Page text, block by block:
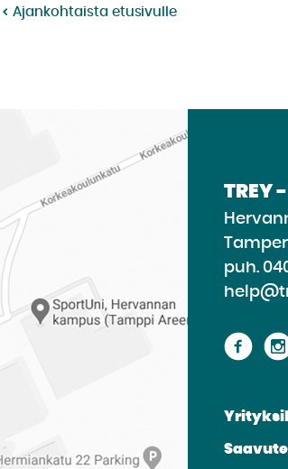
Ajankohtaista etusivulle
TREY
puh.